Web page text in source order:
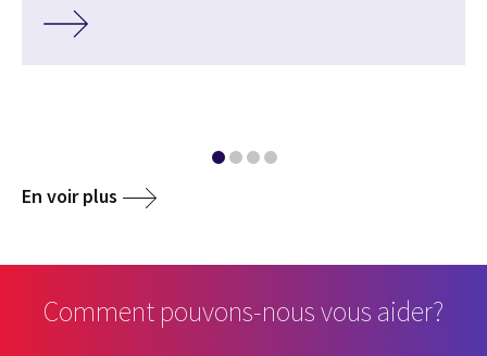
En voir plus
Comment pouvons-nous vous aider?